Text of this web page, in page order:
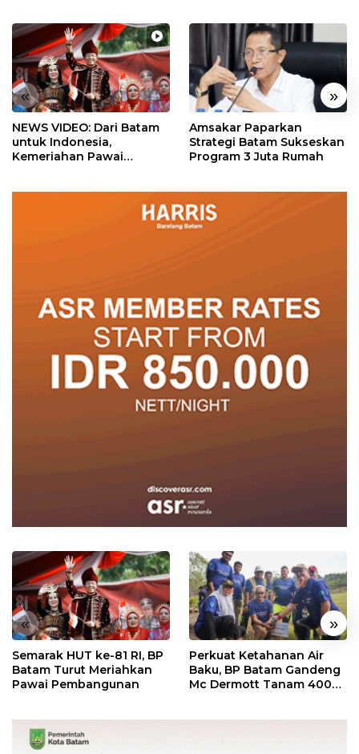
« »
NEWS VIDEO: Dari Batam
untuk Indonesia,
Kemeriahan Pawai
Amsakar Paparkan
Strategi Batam Sukseskan
Program 3 Juta Rumah
« »
Semarak HUT ke-81 RI, BP
Batam Turut Meriahkan
Pawai Pembangunan
Perkuat Ketahanan Air
Baku, BP Batam Gandeng
Mc Dermott Tanam 400